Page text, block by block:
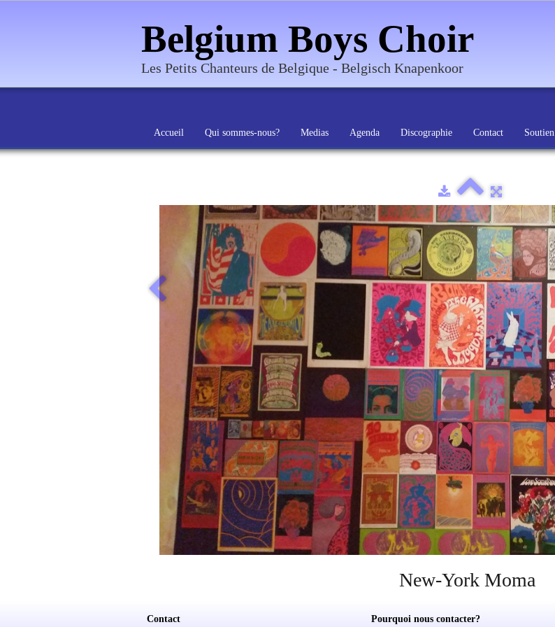
Belgium Boys Choir
Les Petits Chanteurs de Belgique - Belgisch Knapenkoor
Accueil Qui sommes-nous? Medias Agenda Discographie Contact Soutien
New-York Moma
Contact Pourquoi nous contacter?